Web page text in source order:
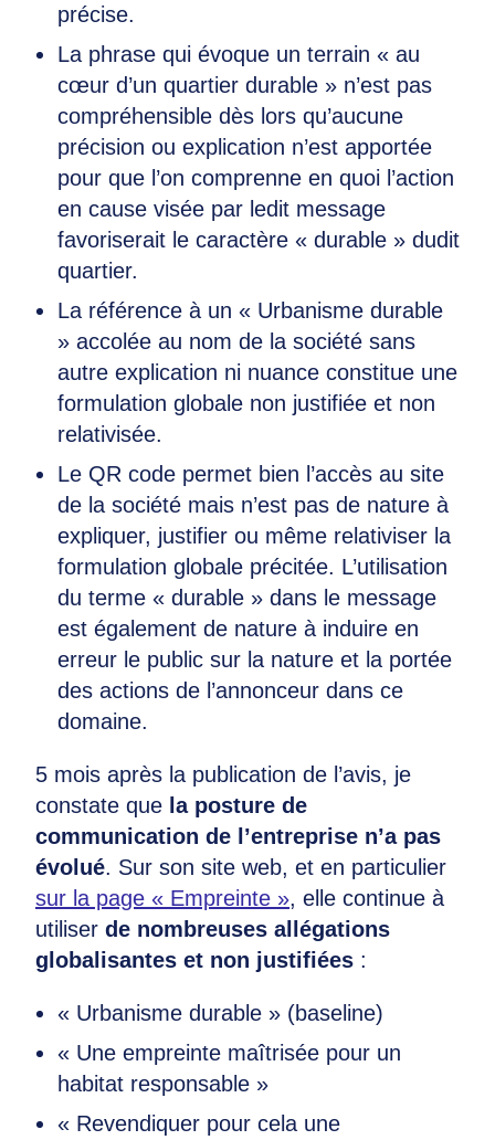
précise.
La phrase qui évoque un terrain « au
cœur d’un quartier durable » n’est pas
compréhensible dès lors qu’aucune
précision ou explication n’est apportée
pour que l’on comprenne en quoi l’action
en cause visée par ledit message
favoriserait le caractère « durable » dudit
quartier.
La référence à un « Urbanisme durable
» accolée au nom de la société sans
autre explication ni nuance constitue une
formulation globale non justifiée et non
relativisée.
Le QR code permet bien l’accès au site
de la société mais n’est pas de nature à
expliquer, justifier ou même relativiser la
formulation globale précitée. L’utilisation
du terme « durable » dans le message
est également de nature à induire en
erreur le public sur la nature et la portée
des actions de l’annonceur dans ce
domaine.
5 mois après la publication de l’avis, je
constate que la posture de
communication de l’entreprise n’a pas
évolué. Sur son site web, et en particulier
sur la page « Empreinte », elle continue à
utiliser de nombreuses allégations
globalisantes et non justifiées :
« Urbanisme durable » (baseline)
« Une empreinte maîtrisée pour un
habitat responsable »
« Revendiquer pour cela une